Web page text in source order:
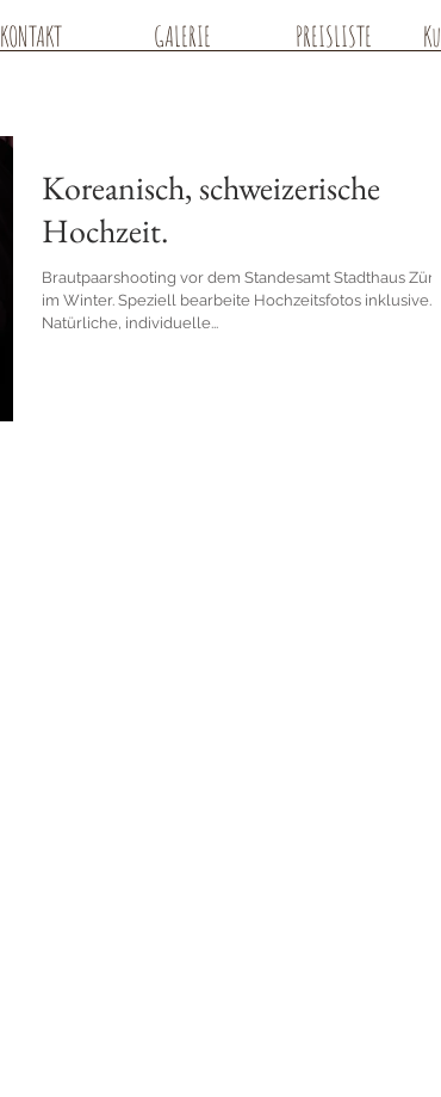
KONTAKT GALERIE PREISLISTE
Koreanisch, schweizerische
Hochzeit.
Brautpaarshooting vor dem Standesamt Stadthaus
im Winter. Speziell bearbeite Hochzeitsfotos inklusive.
Natürliche, individuelle...